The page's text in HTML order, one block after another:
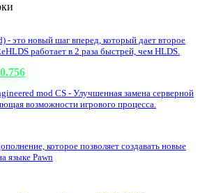
- это новый шаг вперед, который дает второе
работает в 2 раза быстрей, чем HLDS.
mod CS - Улучшенная замена серверной
возможности игрового процесса.
которое позволяет создавать новые
языке Pawn